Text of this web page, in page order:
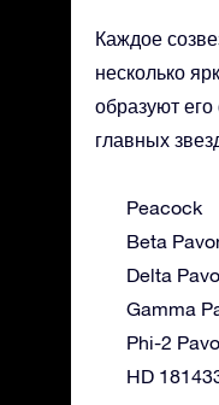
Каждое
несколько
образуют
главных
Peacock
Beta
Delta
Gamma
Phi-2
HD